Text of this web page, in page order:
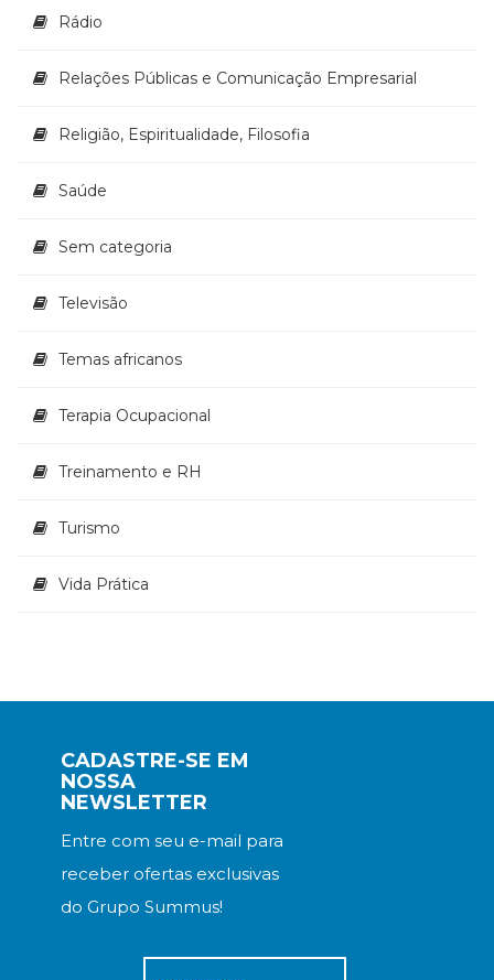
Rádio
Relações Públicas e Comunicação Empresarial
Religião, Espiritualidade, Filosofia
Saúde
Sem categoria
Televisão
Temas africanos
Terapia Ocupacional
Treinamento e RH
Turismo
Vida Prática
CADASTRE-SE EM
NOSSA
NEWSLETTER
Entre com seu e-mail para
receber ofertas exclusivas
do Grupo Summus!